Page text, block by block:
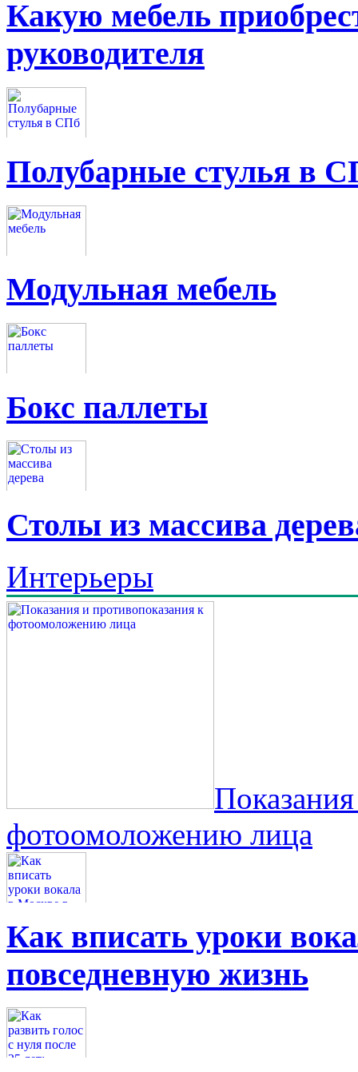
Какую мебель
руководителя
Полубарные стулья в
Модульная мебель
Бокс паллеты
Столы из массива
Интерьеры
фотоомоложению лица
Как вписать уроки
повседневную жизнь